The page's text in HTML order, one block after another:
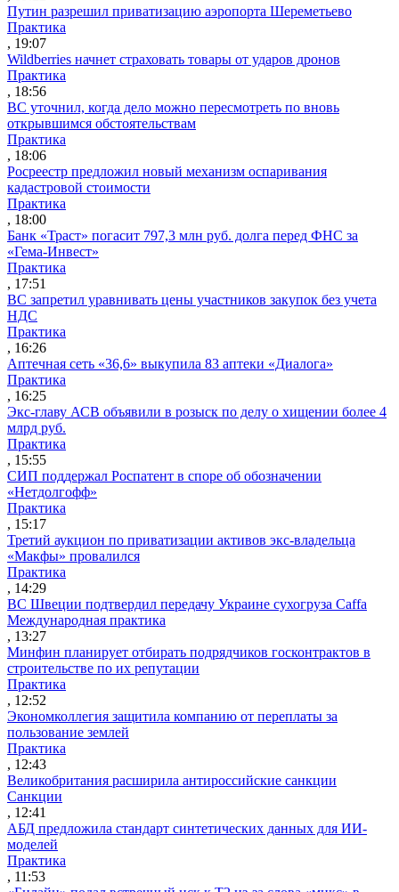
Путин разрешил приватизацию аэропорта Шереметьево
Практика
, 19:07
Wildberries начнет страховать товары от ударов дронов
Практика
, 18:56
ВС уточнил, когда дело можно пересмотреть по вновь
открывшимся обстоятельствам
Практика
, 18:06
Росреестр предложил новый механизм оспаривания
кадастровой стоимости
Практика
, 18:00
Банк «Траст» погасит 797,3 млн руб. долга перед ФНС за
«Гема-Инвест»
Практика
, 17:51
ВС запретил уравнивать цены участников закупок без учета
НДС
Практика
, 16:26
Аптечная сеть «36,6» выкупила 83 аптеки «Диалога»
Практика
, 16:25
Экс-главу АСВ объявили в розыск по делу о хищении более 4
млрд руб.
Практика
, 15:55
СИП поддержал Роспатент в споре об обозначении
«Нетдолгофф»
Практика
, 15:17
Третий аукцион по приватизации активов экс-владельца
«Макфы» провалился
Практика
, 14:29
ВС Швеции подтвердил передачу Украине сухогруза Caffa
Международная практика
, 13:27
Минфин планирует отбирать подрядчиков госконтрактов в
строительстве по их репутации
Практика
, 12:52
Экономколлегия защитила компанию от переплаты за
пользование землей
Практика
, 12:43
Великобритания расширила антироссийские санкции
Санкции
, 12:41
АБД предложила стандарт синтетических данных для ИИ-
моделей
Практика
, 11:53